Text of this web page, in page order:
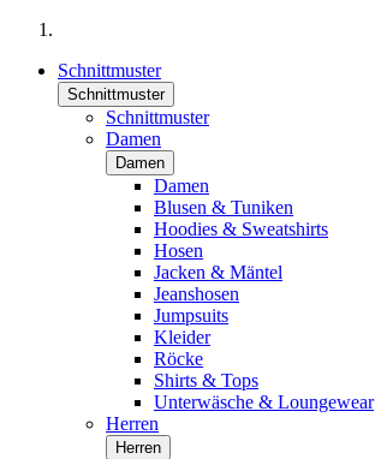
Schnittmuster
Schnittmuster
Schnittmuster
Damen
Damen
Damen
Blusen & Tuniken
Hoodies & Sweatshirts
Hosen
Jacken & Mäntel
Jeanshosen
Jumpsuits
Kleider
Röcke
Shirts & Tops
Unterwäsche & Loungewear
Herren
Herren